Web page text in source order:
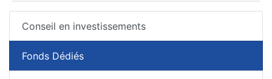
Conseil en investissements
Fonds Dédiés